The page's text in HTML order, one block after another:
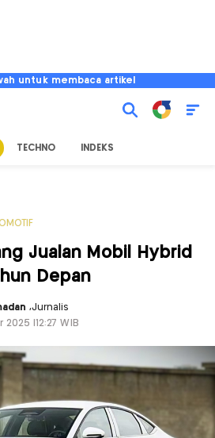
untuk membaca artikel
TECHNO INDEKS
Jualan Mobil Hybrid
Depan
,Jurnalis
|12:27 WIB